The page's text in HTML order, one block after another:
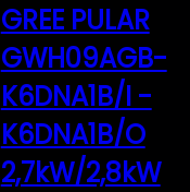
GREE PULAR
GWH09AGB-
K6DNA1B/I -
K6DNA1B/O
2,7kW/2,8kW